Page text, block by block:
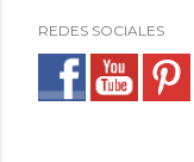
REDES SOCIALES